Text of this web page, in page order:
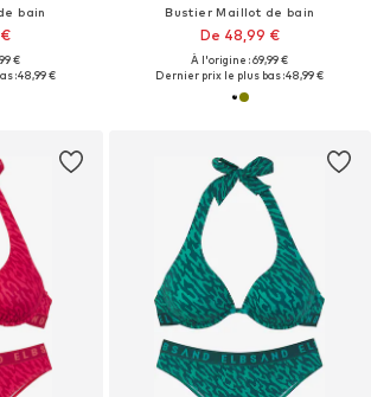
bain
€
:48,99 €
Bustier Maillot de bain
De 48,99 €
À l'origine : 69,99 €
Dernier prix le plus bas :48,99 €